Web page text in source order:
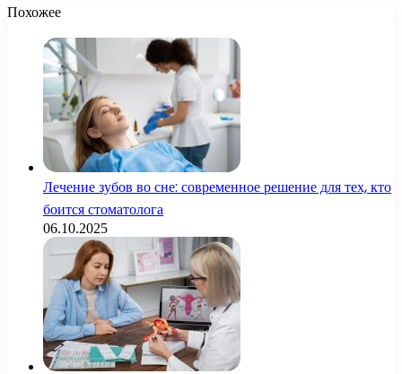
Похожее
Лечение зубов во сне: современное решение для тех, кто
боится стоматолога
06.10.2025